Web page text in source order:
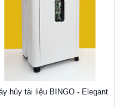
hủy tài liệu BINGO - Elegant